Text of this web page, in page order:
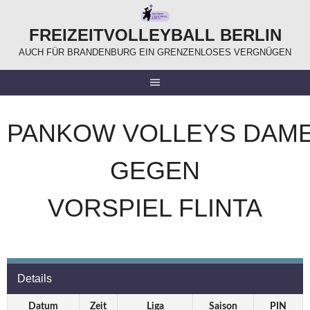
FREIZEITVOLLEYBALL BERLIN
AUCH FÜR BRANDENBURG EIN GRENZENLOSES VERGNÜGEN
PANKOW VOLLEYS
GEGEN
VORSPIEL FLINTA
Details
Datum Zeit Liga Saison PIN